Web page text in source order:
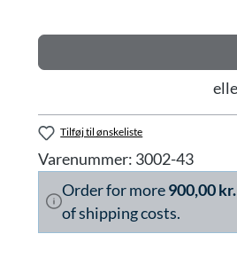
Tilføj til ønskeliste
Varenummer: 3002-43
Order for more900,00 kr.
of shipping costs.